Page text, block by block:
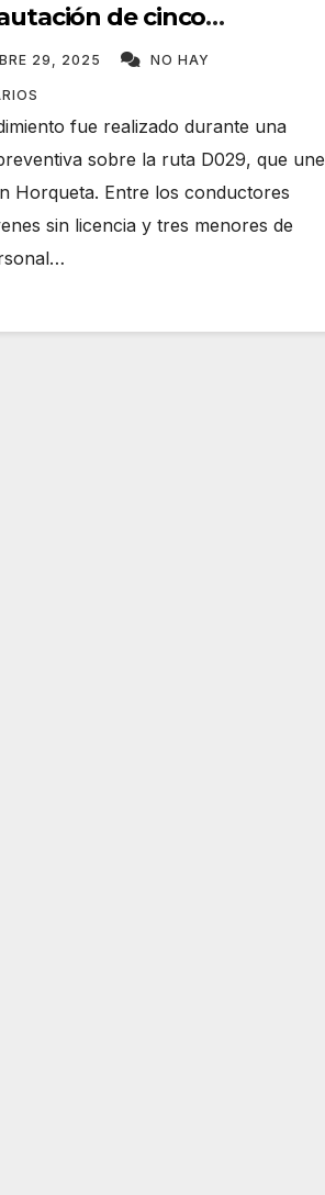
de cinco
29, 2025 NO HAY
fue realizado durante una
sobre la ruta D029, que une
Horqueta. Entre los conductores
sin licencia y tres menores de